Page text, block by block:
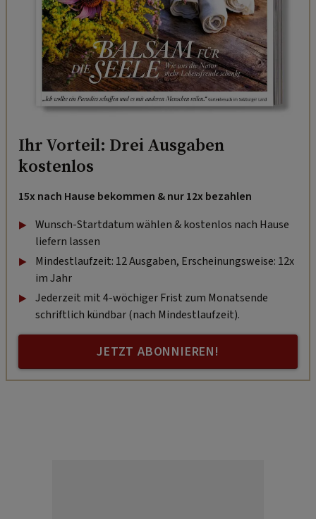
Ihr Vorteil: Drei Ausgaben
kostenlos
15x nach Hause bekommen & nur 12x bezahlen
Wunsch-Startdatum wählen & kostenlos nach Hause
liefern lassen
Mindestlaufzeit: 12 Ausgaben, Erscheinungsweise: 12x
im Jahr
Jederzeit mit 4-wöchiger Frist zum Monatsende
schriftlich kündbar (nach Mindestlaufzeit).
JETZT ABONNIEREN!